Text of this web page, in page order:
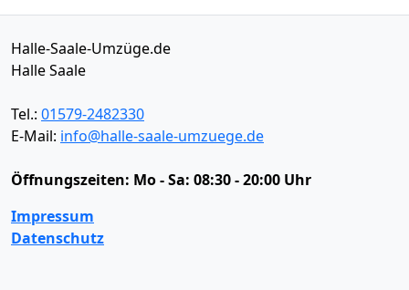
Halle-Saale-Umzüge.de
Halle Saale
Tel.: 01579-2482330
E-Mail: info@halle-saale-umzuege.de
Öffnungszeiten: Mo - Sa: 08:30 - 20:00 Uhr
Impressum
Datenschutz